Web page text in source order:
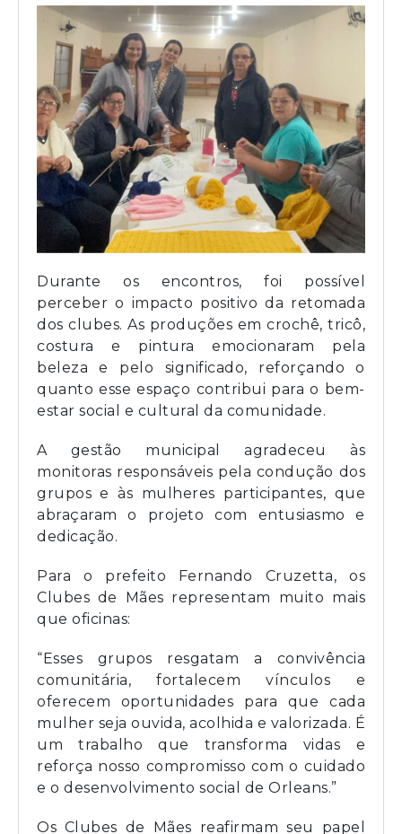
Durante os encontros, foi possível
perceber o impacto positivo da retomada
dos clubes. As produções em crochê, tricô,
costura e pintura emocionaram pela
beleza e pelo significado, reforçando o
quanto esse espaço contribui para o bem-
estar social e cultural da comunidade.
A gestão municipal agradeceu às
monitoras responsáveis pela condução dos
grupos e às mulheres participantes, que
abraçaram o projeto com entusiasmo e
dedicação.
Para o prefeito Fernando Cruzetta, os
Clubes de Mães representam muito mais
que oficinas:
“Esses grupos resgatam a convivência
comunitária, fortalecem vínculos e
oferecem oportunidades para que cada
mulher seja ouvida, acolhida e valorizada. É
um trabalho que transforma vidas e
reforça nosso compromisso com o cuidado
e o desenvolvimento social de Orleans.”
Os Clubes de Mães reafirmam seu papel